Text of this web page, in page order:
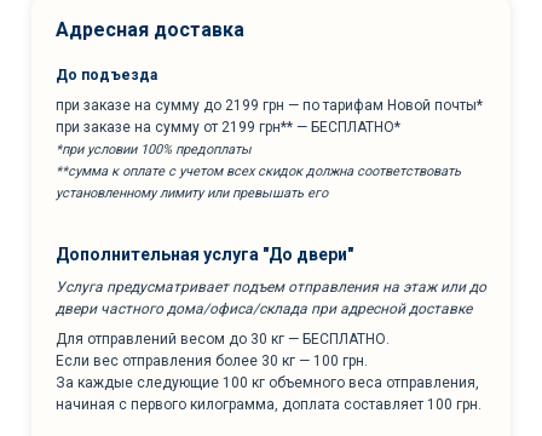
Адресная доставка
До подъезда
при заказе на сумму до 2199 грн — по тарифам Новой почты*
при заказе на сумму от 2199 грн** — БЕСПЛАТНО*
*при условии 100% предоплаты
**сумма к оплате с учетом всех скидок должна соответствовать
установленному лимиту или превышать его
Дополнительная услуга "До двери"
Услуга предусматривает подъем отправления на этаж или до
двери частного дома/офиса/склада при адресной доставке
Для отправлений весом до 30 кг — БЕСПЛАТНО.
Если вес отправления более 30 кг — 100 грн.
За каждые следующие 100 кг объемного веса отправления,
начиная с первого килограмма, доплата составляет 100 грн.